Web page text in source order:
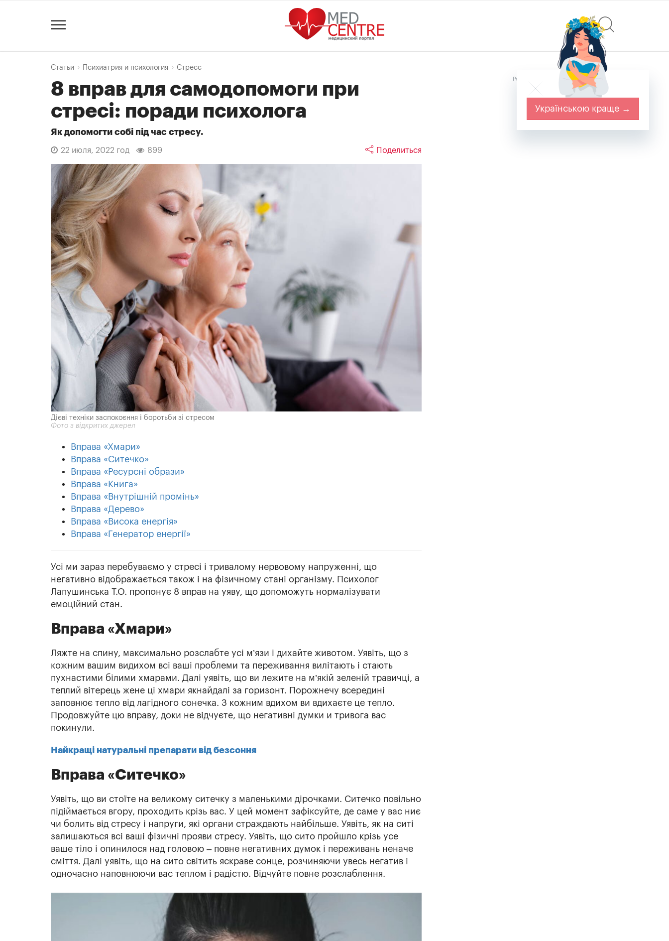
Статьи Психиатрия и психология Стресс
8 вправ для самодопомоги при
стресі: поради психолога
Як допомогти собі під час стресу.
22 июля, 2022 год 899 Поделиться
Дієві техніки заспокоєння і боротьби зі стресом
Фото з відкритих джерел
Вправа «Хмари»
Вправа «Ситечко»
Вправа «Ресурсні образи»
Вправа «Книга»
Вправа «Внутрішній промінь»
Вправа «Дерево»
Вправа «Висока енергія»
Вправа «Генератор енергії»
Усі ми зараз перебуваємо у стресі і тривалому нервовому напруженні, що
негативно відображається також і на фізичному стані організму. Психолог
Лапушинська Т.О. пропонує 8 вправ на уяву, що допоможуть нормалізувати
емоційний стан.
Вправа «Хмари»
Ляжте на спину, максимально розслабте усі м’язи і дихайте животом. Уявіть, що з
кожним вашим видихом всі ваші проблеми та переживання вилітають і стають
пухнастими білими хмарами. Далі уявіть, що ви лежите на м’якій зеленій травичці, а
теплий вітерець жене ці хмари якнайдалі за горизонт. Порожнечу всередині
заповнює тепло від лагідного сонечка. З кожним вдихом ви вдихаєте це тепло.
Продовжуйте цю вправу, доки не відчуєте, що негативні думки и тривога вас
покинули.
Найкращі натуральні препарати від безсоння
Вправа «Ситечко»
Уявіть, що ви стоїте на великому ситечку з маленькими дірочками. Ситечко повільно
підіймається вгору, проходить крізь вас. У цей момент зафіксуйте, де саме у вас ниє
чи болить від стресу і напруги, які органи страждають найбільше. Уявіть, як на ситі
залишаються всі ваші фізичні прояви стресу. Уявіть, що сито пройшло крізь усе
ваше тіло і опинилося над головою – повне негативних думок і переживань неначе
сміття. Далі уявіть, що на сито світить яскраве сонце, розчиняючи увесь негатив і
одночасно наповнюючи вас теплом і радістю. Відчуйте повне розслаблення.
Реклама
Українською краще →